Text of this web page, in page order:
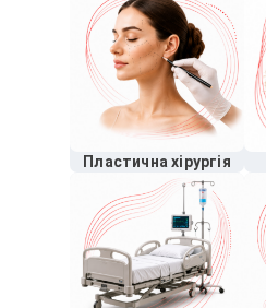
Пластична хірургія